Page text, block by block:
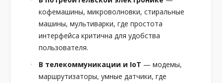
кофемашины, микроволновки, стиральные
машины, мультиварки, где простота
интерфейса критична для удобства
пользователя.
В телекоммуникации и IoT — модемы,
маршрутизаторы, умные датчики, где